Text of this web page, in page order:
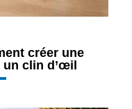
créer une
clin d’œil